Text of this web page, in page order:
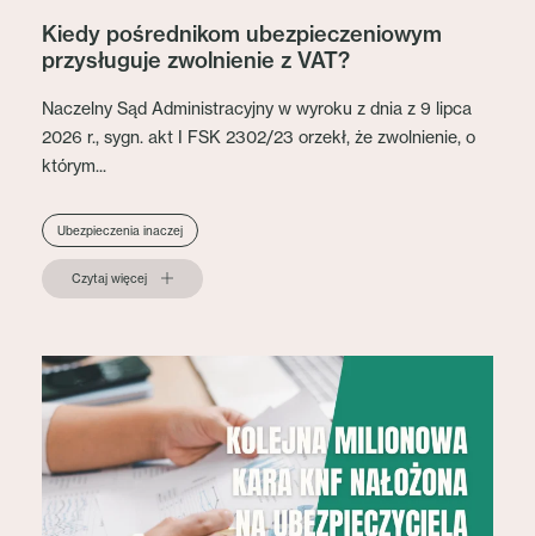
Kiedy pośrednikom ubezpieczeniowym
przysługuje zwolnienie z VAT?
Naczelny Sąd Administracyjny w wyroku z dnia z 9 lipca
2026 r., sygn. akt I FSK 2302/23 orzekł, że zwolnienie, o
którym...
Ubezpieczenia inaczej
Czytaj więcej